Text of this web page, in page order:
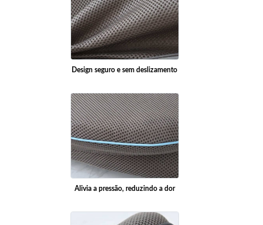
Design seguro e sem deslizamento
Alivia a pressão, reduzindo a dor